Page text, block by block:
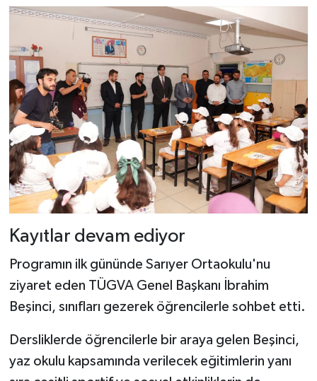
Kayıtlar devam ediyor
Programın ilk gününde Sarıyer Ortaokulu'nu
ziyaret eden TÜGVA Genel Başkanı İbrahim
Beşinci, sınıfları gezerek öğrencilerle sohbet etti.
Dersliklerde öğrencilerle bir araya gelen Beşinci,
yaz okulu kapsamında verilecek eğitimlerin yanı